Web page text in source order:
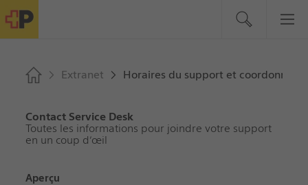
Extranet Horaires du support et coordonnées
Contact Service Desk
Toutes les informations pour joindre votre support
en un coup d’œil
Aperçu